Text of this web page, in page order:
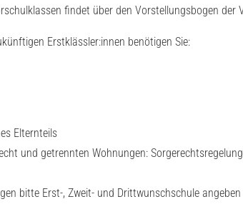
findet über den Vorstellungsbogen
Erstklässler:innen benötigen Sie:
Elternteils
und getrennten Wohnungen:
bitte Erst-, Zweit- und Drittwunschschule angeben